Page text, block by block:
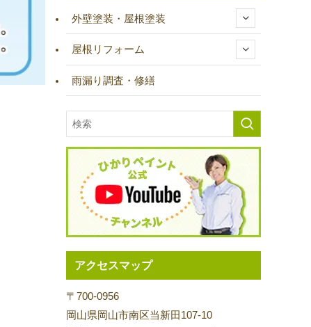
外壁塗装・屋根塗装
屋根リフォーム
雨漏り調査・修繕
アクセスマップ
〒700-0956
岡山県岡山市南区当新田107-10